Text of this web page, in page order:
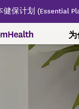
保计划 (Essential
择安保健康保
（Medicare，即红蓝